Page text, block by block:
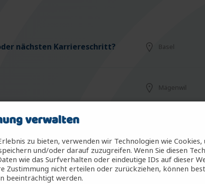
nächsten Karriereschritt? Basel
Mägenwil
d) Mägenwil
verwalten
zu bieten, verwenden wir Technologien wie Cookies,
und/oder darauf zuzugreifen. Wenn Sie diesen
wie das Surfverhalten oder eindeutige IDs auf dieser
Zustimmung nicht erteilen oder zurückziehen, können
beeinträchtigt werden.